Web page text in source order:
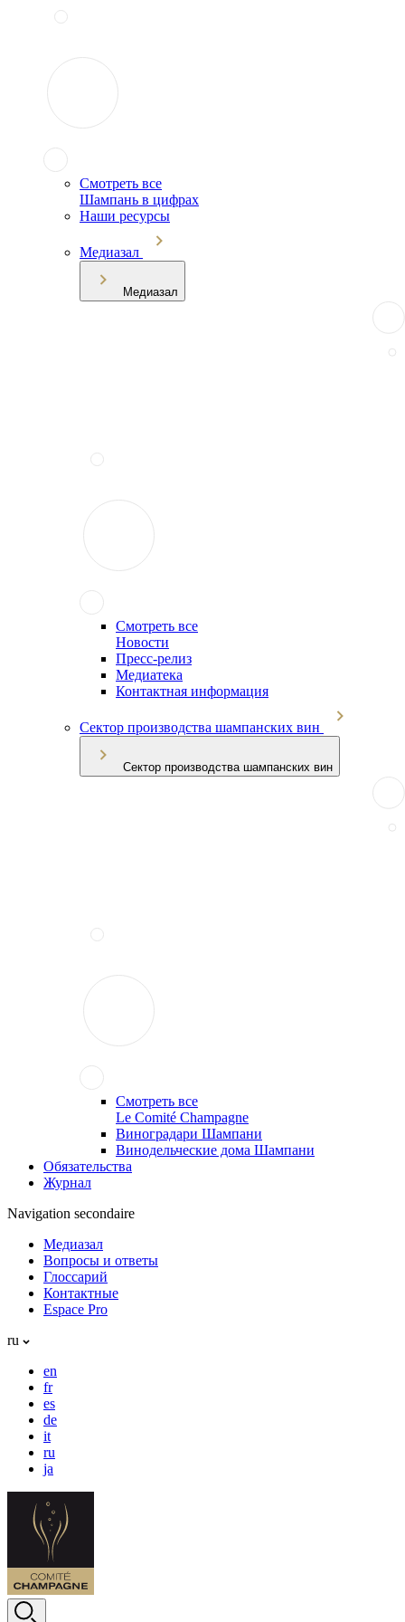
Смотреть все
Шампань в цифрах
Наши ресурсы
Медиазал
Медиазал
Смотреть все
Новости
Пресс-релиз
Медиатека
Контактная информация
Сектор производства шампанских вин
Сектор производства шампанских вин
Смотреть все
Le Comité Champagne
Виноградари Шампани
Винодельческие дома Шампани
Обязательства
Журнал
Navigation secondaire
Медиазал
Вопросы и ответы
Глоссарий
Контактные
Espace Pro
ru
en
fr
es
de
it
ru
ja